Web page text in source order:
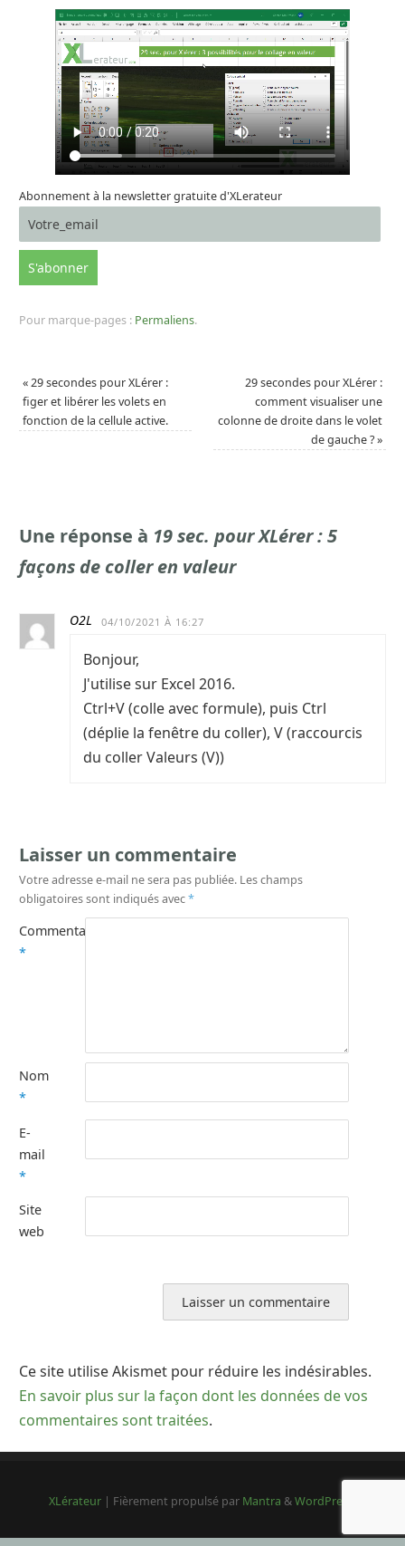
Abonnement à la newsletter gratuite d'XLerateur
Pour marque-pages : Permaliens.
«29 secondes pour XLérer :
figer et libérer les volets en
fonction de la cellule active.
29 secondes pour XLérer :
comment visualiser une
colonne de droite dans le volet
de gauche ?»
Une réponse à 19 sec. pour XLérer : 5
façons de coller en valeur
O2L 04/10/2021 À 16:27
Bonjour,
J'utilise sur Excel 2016.
Ctrl+V (colle avec formule), puis Ctrl
(déplie la fenêtre du coller), V (raccourcis
du coller Valeurs (V))
Laisser un commentaire
Votre adresse e-mail ne sera pas publiée. Les champs
obligatoires sont indiqués avec*
Commentaire
*
Nom
*
E-
mail
*
Site
web
Ce site utilise Akismet pour réduire les indésirables.
En savoir plus sur la façon dont les données de vos
commentaires sont traitées.
XLérateur | Fièrement propulsé par Mantra &WordPress.